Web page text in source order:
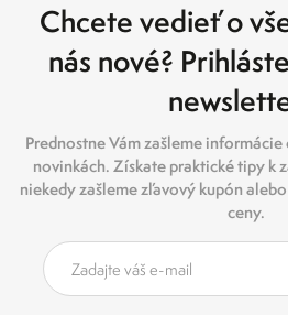
Chcete vedieť o
nás nové?
Prednostne Vám zašleme
novinkách. Získate praktické tipy k
niekedy zašleme zľavový kupón
ceny.